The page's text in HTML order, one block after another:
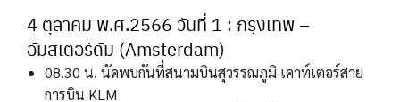
4 ตุลาคม พ.ศ.2566 วันที่ 1 : กรุงเทพ –
อัมสเตอร์ดัม (Amsterdam)
08.30 น. นัดพบกันที่สนามบินสุวรรณภูมิ เคาท์เตอร์สาย
การบิน KLM